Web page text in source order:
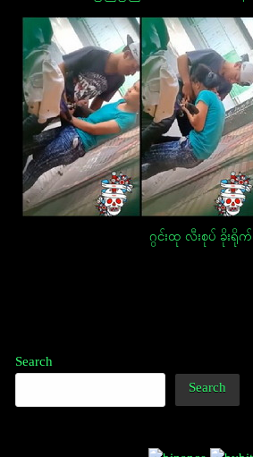
ဂွင်းထု လီးစုပ် ခိုးရိုက်
Search
Search